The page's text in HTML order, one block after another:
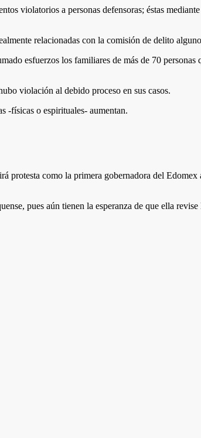
violatorios a personas defensoras; éstas
relacionadas con la comisión de delito
esfuerzos los familiares de más de 70 personas
violación al debido proceso en sus casos.
-físicas o espirituales- aumentan.
protesta como la primera gobernadora del Edomex
pues aún tienen la esperanza de que ella